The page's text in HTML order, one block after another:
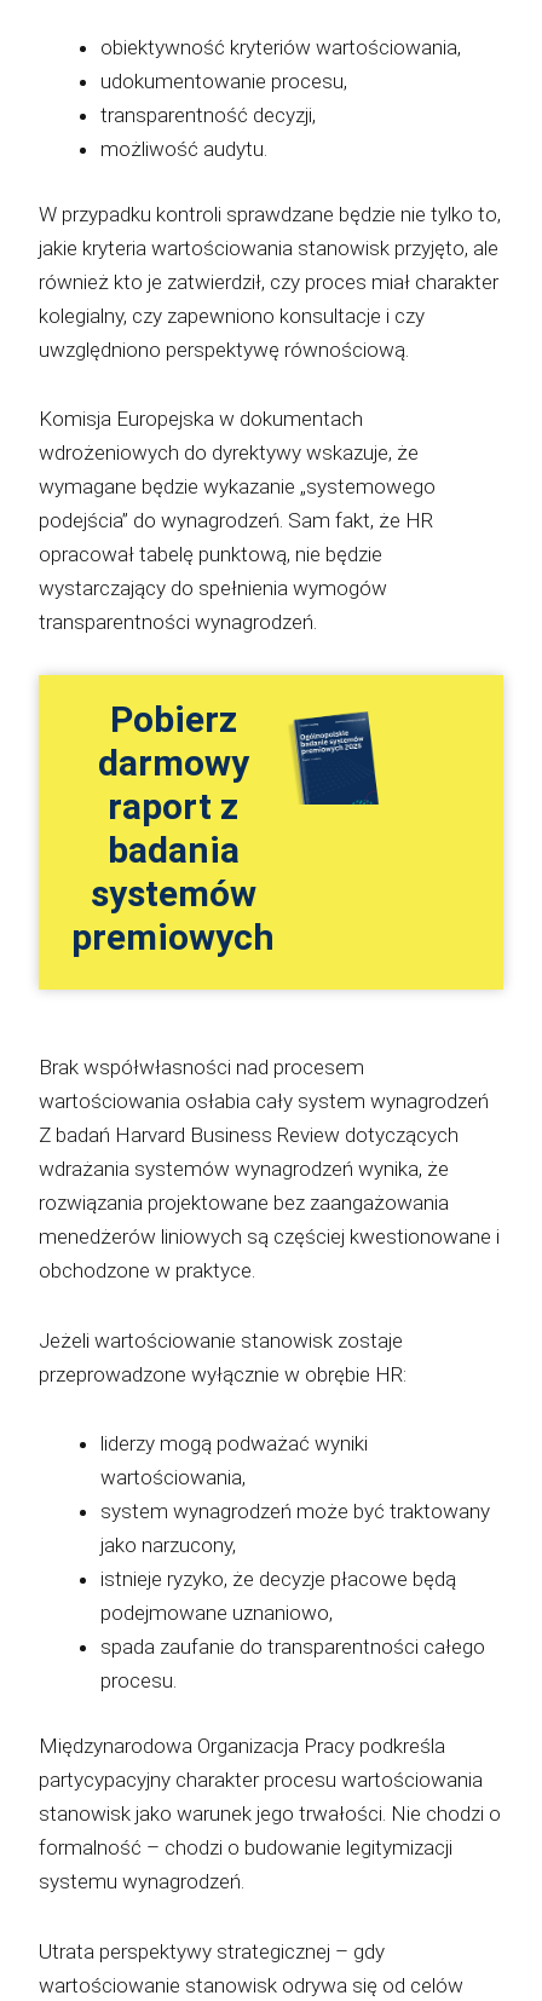
obiektywność kryteriów wartościowania,
udokumentowanie procesu,
transparentność decyzji,
możliwość audytu.
W przypadku kontroli sprawdzane będzie nie tylko to,
jakie kryteria wartościowania stanowisk przyjęto, ale
również kto je zatwierdził, czy proces miał charakter
kolegialny, czy zapewniono konsultacje i czy
uwzględniono perspektywę równościową.
Komisja Europejska w dokumentach
wdrożeniowych do dyrektywy wskazuje, że
wymagane będzie wykazanie „systemowego
podejścia” do wynagrodzeń. Sam fakt, że HR
opracował tabelę punktową, nie będzie
wystarczający do spełnienia wymogów
transparentności wynagrodzeń.
Pobierz
darmowy
raport z
badania
systemów
premiowych
Brak współwłasności nad procesem
wartościowania osłabia cały system wynagrodzeń
Z badań Harvard Business Review dotyczących
wdrażania systemów wynagrodzeń wynika, że
rozwiązania projektowane bez zaangażowania
menedżerów liniowych są częściej kwestionowane i
obchodzone w praktyce.
Jeżeli wartościowanie stanowisk zostaje
przeprowadzone wyłącznie w obrębie HR:
liderzy mogą podważać wyniki
wartościowania,
system wynagrodzeń może być traktowany
jako narzucony,
istnieje ryzyko, że decyzje płacowe będą
podejmowane uznaniowo,
spada zaufanie do transparentności całego
procesu.
Międzynarodowa Organizacja Pracy podkreśla
partycypacyjny charakter procesu wartościowania
stanowisk jako warunek jego trwałości. Nie chodzi o
formalność – chodzi o budowanie legitymizacji
systemu wynagrodzeń.
Utrata perspektywy strategicznej – gdy
wartościowanie stanowisk odrywa się od celów